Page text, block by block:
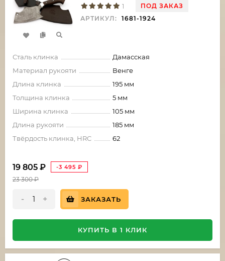
1
ПОД ЗАКАЗ
АРТИКУЛ:
1681-1924
Сталь клинка
Дамасская
Материал рукояти
Венге
Длина клинка
195 мм
Толщина клинка
5 мм
Ширина клинка
105 мм
Длина рукояти
185 мм
Твёрдость клинка, HRC
62
19 805 ₽ -3 495 ₽
23 300₽
- + ЗАКАЗАТЬ
КУПИТЬ В 1 КЛИК